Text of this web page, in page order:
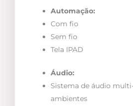
Automação:
Com fio
Sem fio
Tela IPAD
Áudio:
Sistema de áudio
ambientes